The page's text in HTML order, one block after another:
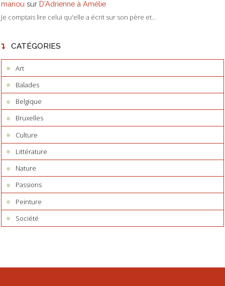
manou sur D'Adrienne à Amélie
Je comptais lire celui qu'elle a écrit sur son père et...
CATÉGORIES
Art
Balades
Belgique
Bruxelles
Culture
Littérature
Nature
Passions
Peinture
Société